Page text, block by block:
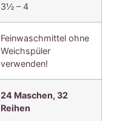
3½ – 4
Feinwaschmittel ohne
Weichspüler
verwenden!
24 Maschen, 32
Reihen